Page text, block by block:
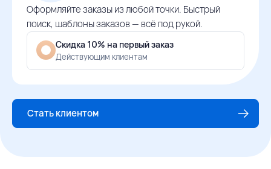
Оформляйте заказы из любой точки. Быстрый
поиск, шаблоны заказов — всё под рукой.
Скидка 10% на первый заказ
Действующим клиентам
Стать клиентом